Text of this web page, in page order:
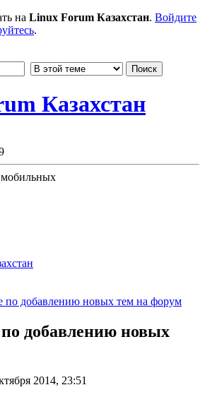
на Linux Forum Казахстан. Войдите
.
по добавлению новых тем на форум
добавлению новых
2014, 23:51